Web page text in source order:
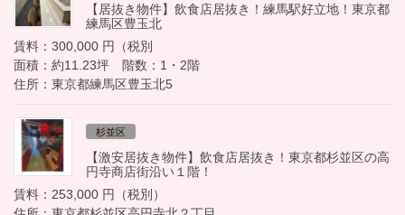
【居抜き物件】飲食店居抜き！練馬駅好立地！東京都
練馬区豊玉北
賃料：300,000 円（税別
面積：約11.23坪 階数：1・2階
住所：東京都練馬区豊玉北5
杉並区
【激安居抜き物件】飲食店居抜き！東京都杉並区の高
円寺商店街沿い１階！
賃料：253,000 円（税別）